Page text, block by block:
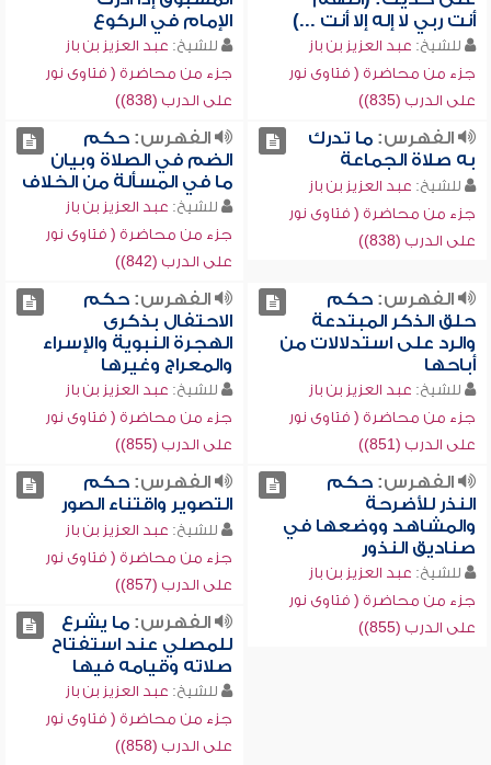
أنت ربي لا إله إلا أنت ...)
للشيخ: عبد العزيز بن باز
جزء من محاضرة ( فتاوى نور
على الدرب (835))
الإمام في الركوع
للشيخ: عبد العزيز بن باز
جزء من محاضرة ( فتاوى نور
على الدرب (838))
الفهرس:ما تدرك
به صلاة الجماعة
للشيخ: عبد العزيز بن باز
جزء من محاضرة ( فتاوى نور
على الدرب (838))
الفهرس:حكم
الضم في الصلاة وبيان
ما في المسألة من الخلاف
للشيخ: عبد العزيز بن باز
جزء من محاضرة ( فتاوى نور
على الدرب (842))
الفهرس:حكم
حلق الذكر المبتدعة
والرد على استدلالات من
أباحها
للشيخ: عبد العزيز بن باز
جزء من محاضرة ( فتاوى نور
على الدرب (851))
الفهرس:حكم
الاحتفال بذكرى
الهجرة النبوية والإسراء
والمعراج وغيرها
للشيخ: عبد العزيز بن باز
جزء من محاضرة ( فتاوى نور
على الدرب (855))
الفهرس:حكم
النذر للأضرحة
والمشاهد ووضعها في
صناديق النذور
للشيخ: عبد العزيز بن باز
جزء من محاضرة ( فتاوى نور
على الدرب (855))
الفهرس:حكم
التصوير واقتناء الصور
للشيخ: عبد العزيز بن باز
جزء من محاضرة ( فتاوى نور
على الدرب (857))
الفهرس:ما يشرع
للمصلي عند استفتاح
صلاته وقيامه فيها
للشيخ: عبد العزيز بن باز
جزء من محاضرة ( فتاوى نور
على الدرب (858))